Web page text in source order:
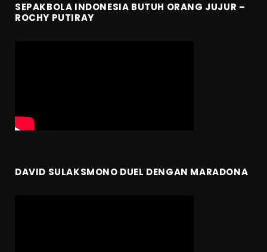
SEPAKBOLA INDONESIA BUTUH ORANG JUJUR –
ROCHY PUTIRAY
DAVID SULAKSMONO DUEL DENGAN MARADONA